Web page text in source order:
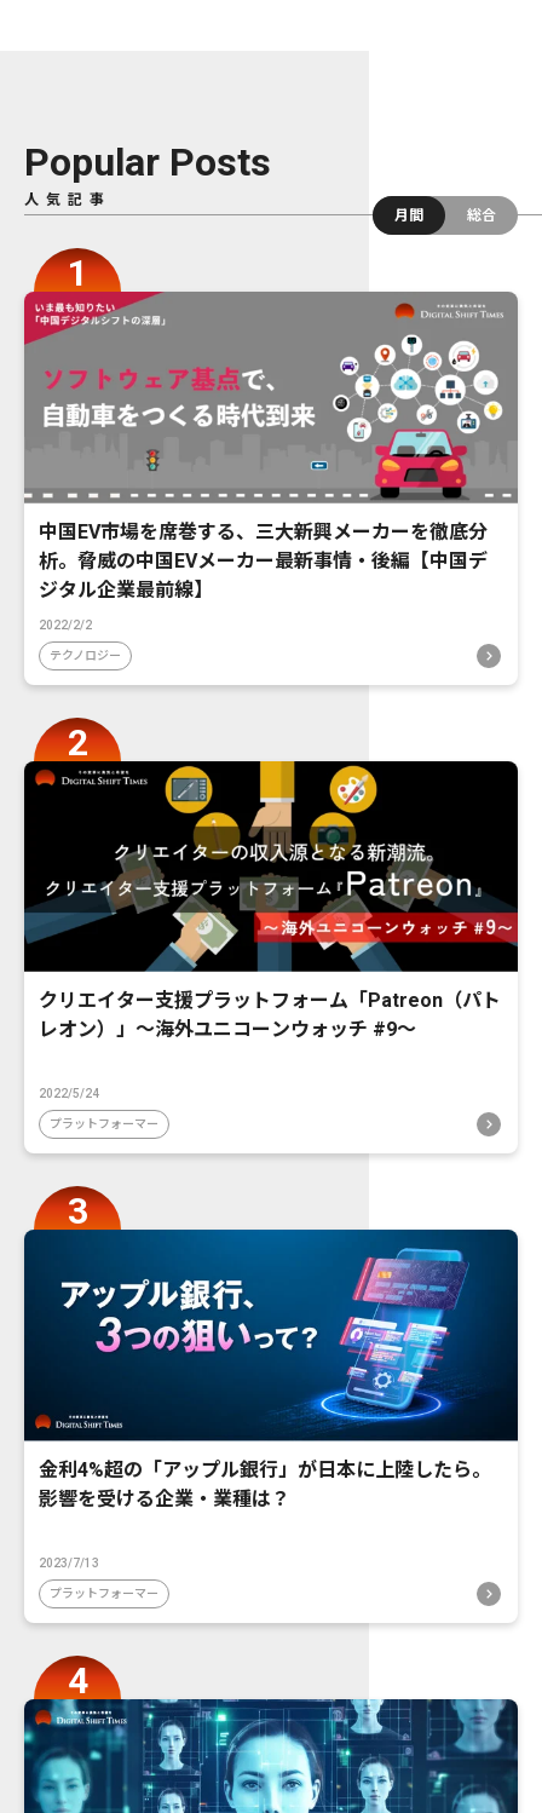
Popular Posts
人気記事
月間
総合
中国EV市場を席巻する、三大新興メーカーを徹底分
析。脅威の中国EVメーカー最新事情・後編【中国デ
ジタル企業最前線】
2022/2/2
テクノロジー
クリエイター支援プラットフォーム「Patreon（パト
レオン）」〜海外ユニコーンウォッチ #9〜
2022/5/24
プラットフォーマー
金利4%超の「アップル銀行」が日本に上陸したら。
影響を受ける企業・業種は？
2023/7/13
プラットフォーマー